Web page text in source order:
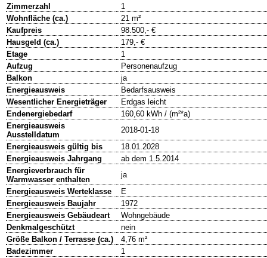
Zimmerzahl
1
Wohnfläche (ca.)
21 m²
Kaufpreis
98.500,- €
Hausgeld (ca.)
179,- €
Etage
1
Aufzug
Personenaufzug
Balkon
ja
Energieausweis
Bedarfsausweis
Wesentlicher Energieträger
Erdgas leicht
Endenergiebedarf
160,60 kWh / (m²*a)
Energieausweis
Ausstelldatum
2018-01-18
Energieausweis gültig bis
18.01.2028
Energieausweis Jahrgang
ab dem 1.5.2014
Energieverbrauch für
Warmwasser enthalten
ja
Energieausweis Werteklasse
E
Energieausweis Baujahr
1972
Energieausweis Gebäudeart
Wohngebäude
Denkmalgeschützt
nein
Größe Balkon / Terrasse (ca.)
4,76 m²
Badezimmer
1